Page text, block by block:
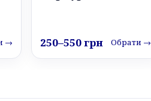
→ 250–550 грн Обрати →